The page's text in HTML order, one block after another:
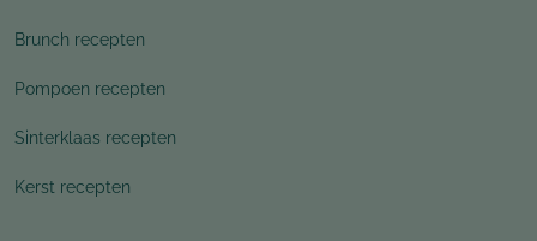
Brunch recepten
Pompoen recepten
Sinterklaas recepten
Kerst recepten